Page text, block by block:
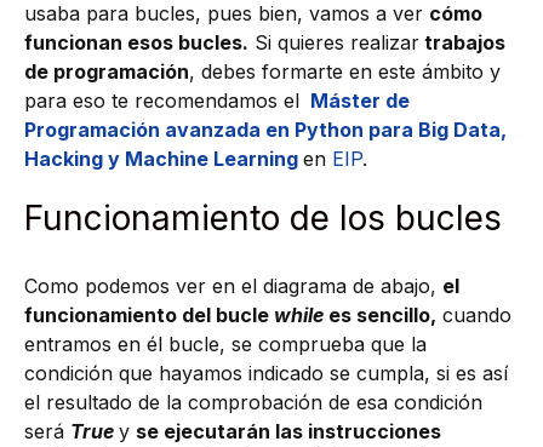
usaba para bucles, pues bien, vamos a ver cómo
funcionan esos bucles. Si quieres realizar trabajos
de programación, debes formarte en este ámbito y
para eso te recomendamos el Máster de
Programación avanzada en Python para Big Data,
Hacking y Machine Learning en EIP.
Funcionamiento de los bucles
Como podemos ver en el diagrama de abajo, el
funcionamiento del bucle while es sencillo, cuando
entramos en él bucle, se comprueba que la
condición que hayamos indicado se cumpla, si es así
el resultado de la comprobación de esa condición
será True y se ejecutarán las instrucciones